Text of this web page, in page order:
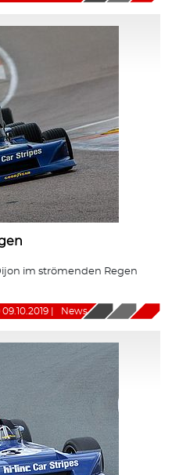
im strömenden Regen
09.10.2019 News